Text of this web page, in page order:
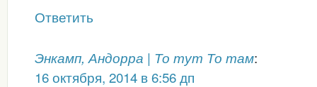
Ответить
Энкамп, Андорра | То тут То там:
16 октября, 2014 в 6:56 дп